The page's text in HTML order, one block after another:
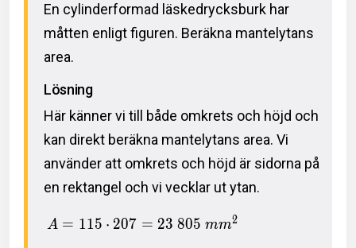
En cylinderformad läskedrycksburk har
måtten enligt figuren. Beräkna mantelytans
area.
Lösning
Här känner vi till både omkrets och höjd och
kan direkt beräkna mantelytans area. Vi
använder att omkrets och höjd är sidorna på
en rektangel och vi vecklar ut ytan.
A = 115 ⋅ 207 = 23 805 mm2